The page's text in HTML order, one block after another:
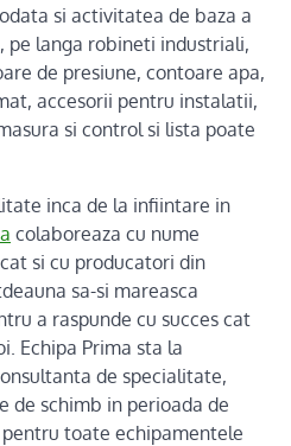
si activitatea de baza a
pe langa robineti industriali,
de presiune, contoare apa,
accesorii pentru instalatii,
si control si lista poate
inca de la infiintare in
colaboreaza cu nume
si cu producatori din
sa-si mareasca
a raspunde cu succes cat
Echipa Prima sta la
de specialitate,
de schimb in perioada de
toate echipamentele